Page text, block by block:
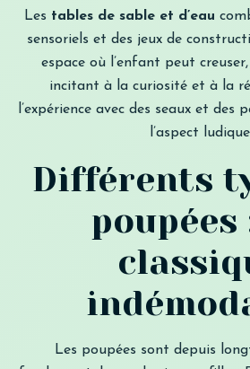
Les tables de sable et d’eau
sensoriels et des jeux de
espace où l’enfant peut
incitant à la curiosité et à la
l’expérience avec des seaux et des
l’aspect
Différents
poupées
Les poupées sont depuis